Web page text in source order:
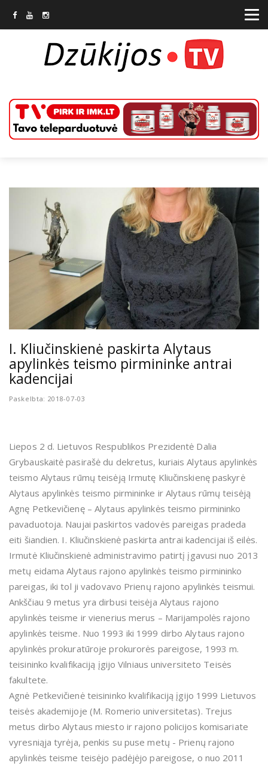
I. Kliučinskienė paskirta Alytaus
apylinkės teismo pirmininke antrai
kadencijai
Paskelbta: 2018-07-03
Liepos 2 d. Lietuvos Respublikos Prezidentė Dalia
Grybauskaitė pasirašė du dekretus, kuriais Alytaus apylinkės
teismo Alytaus rūmų teisėją Irmutę Kliučinskienę paskyrė
Alytaus apylinkės teismo pirmininke ir Alytaus rūmų teisėją
Agnę Petkevičienę – Alytaus apylinkės teismo pirmininko
pavaduotoja. Naujai paskirtos vadovės pareigas pradeda
eiti šiandien. I. Kliučinskienė paskirta antrai kadencijai iš eilės.
Irmutė Kliučinskienė administravimo patirtį įgavusi nuo 2013
metų eidama Alytaus rajono apylinkės teismo pirmininko
pareigas, iki tol ji vadovavo Prienų rajono apylinkės teismui.
Ankščiau 9 metus yra dirbusi teisėja Alytaus rajono
apylinkės teisme ir vienerius merus – Marijampolės rajono
apylinkės teisme. Nuo 1993 iki 1999 dirbo Alytaus rajono
apylinkės prokuratūroje prokurorės pareigose, 1993 m.
teisininko kvalifikaciją įgijo Vilniaus universiteto Teisės
fakultete.
Agnė Petkevičienė teisininko kvalifikaciją įgijo 1999 Lietuvos
teisės akademijoje (M. Romerio universitetas). Trejus
metus dirbo Alytaus miesto ir rajono policijos komisariate
vyresniąja tyrėja, penkis su puse metų - Prienų rajono
apylinkės teisme teisėjo padėjėjo pareigose, o nuo 2011